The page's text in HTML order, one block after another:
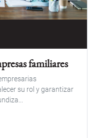
familiares
su rol y garantizar